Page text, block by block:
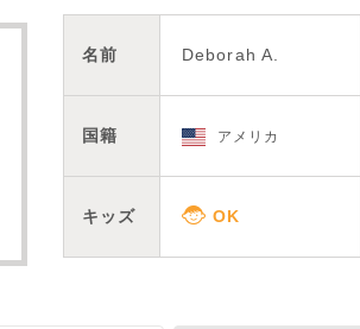
名前 Deborah A.
国籍 アメリカ
キッズ